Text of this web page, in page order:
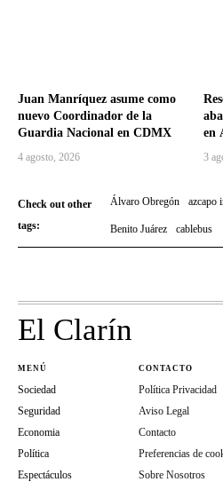
Juan Manríquez asume como
nuevo Coordinador de la
Guardia Nacional en CDMX
4 agosto, 2026
en
3
Check out other
tags:
Álvaro Obregón azcapo
Benito Juárez cablebus
El Clarín
MENÚ
Sociedad
Seguridad
Economia
Política
Espectáculos
CONTACTO
Política Privacidad
Aviso Legal
Contacto
Preferencias de
Sobre Nosotros